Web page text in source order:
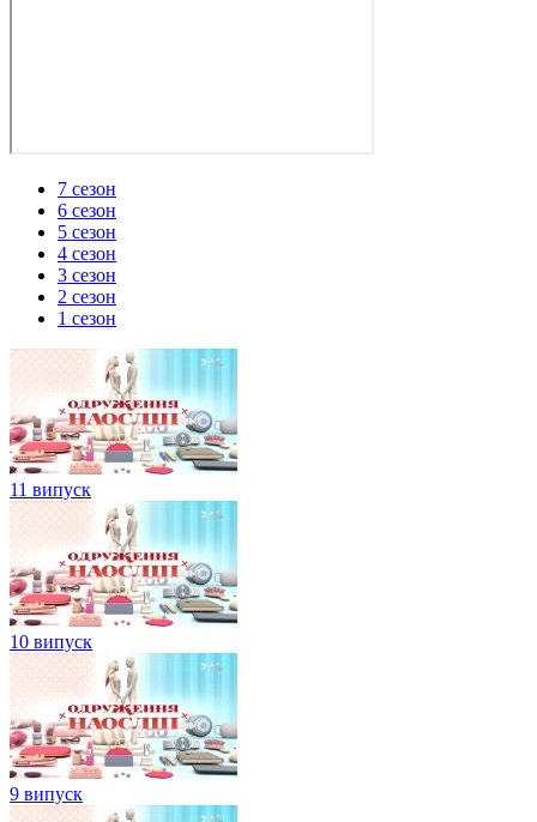
7 сезон
6 сезон
5 сезон
4 сезон
3 сезон
2 сезон
1 сезон
11 випуск
10 випуск
9 випуск